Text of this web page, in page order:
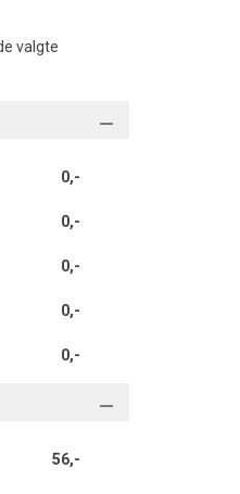
valgte
0,-
0,-
0,-
0,-
0,-
56,-